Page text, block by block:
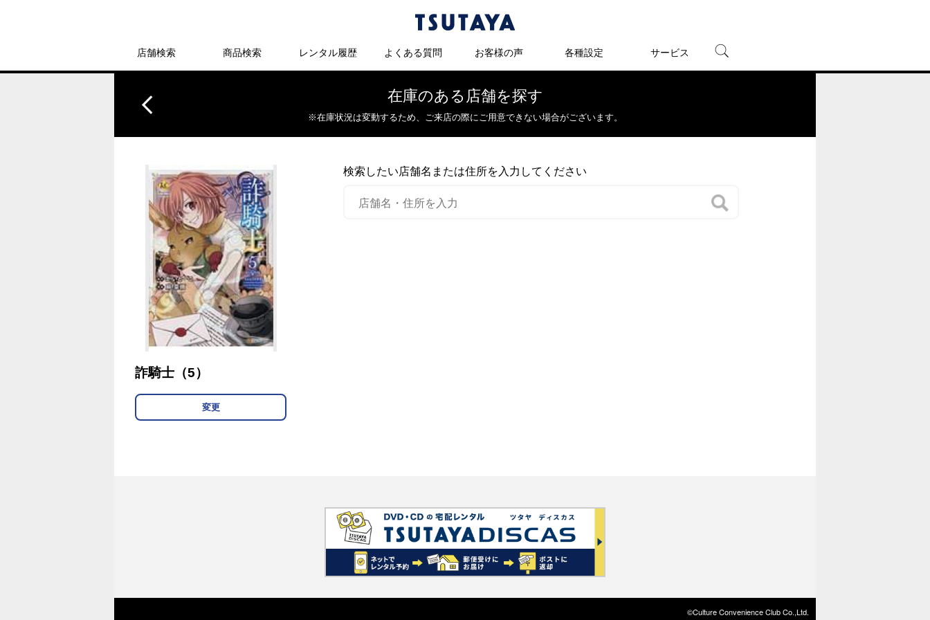
店舗検索 商品検索 レンタル履歴 よくある質問 お客様の声 各種設定 サービス
在庫のある店舗を探す
※在庫状況は変動するため、 ご来店の際にご用意できない場合がございます。
詐騎士（5）
変更
検索したい店舗名または住所を入力してください
©Culture Convenience Club Co.,Ltd.